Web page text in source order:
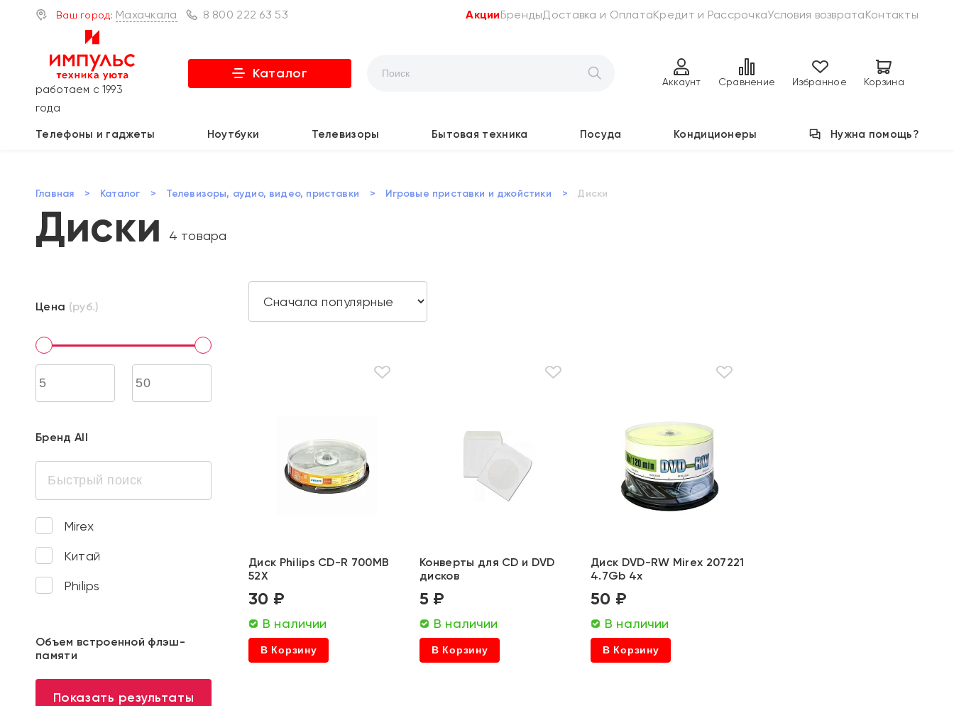
Ваш город: Махачкала 8 800 222 63 53 АкцииБрендыДоставка и ОплатаКредит и РассрочкаУсловия возвратаКонтакты
работаем с 1993
года
Каталог
Аккаунт Сравнение Избранное Корзина
Телефоны и гаджеты Ноутбуки Телевизоры Бытовая техника Посуда Кондиционеры Нужна помощь?
Главная > Каталог > Телевизоры, аудио, видео, приставки > Игровые приставки и джойстики > Диски
Диски 4 товара
Цена (руб.)
Бренд All
Mirex
Китай
Philips
Объем встроенной флэш-
памяти
Показать результаты
Диск Philips CD-R 700MB
52X
30 ₽
В наличии
В Корзину
Конверты для CD и DVD
дисков
5 ₽
В наличии
В Корзину
Диск DVD-RW Mirex 207221
4.7Gb 4x
50 ₽
В наличии
В Корзину